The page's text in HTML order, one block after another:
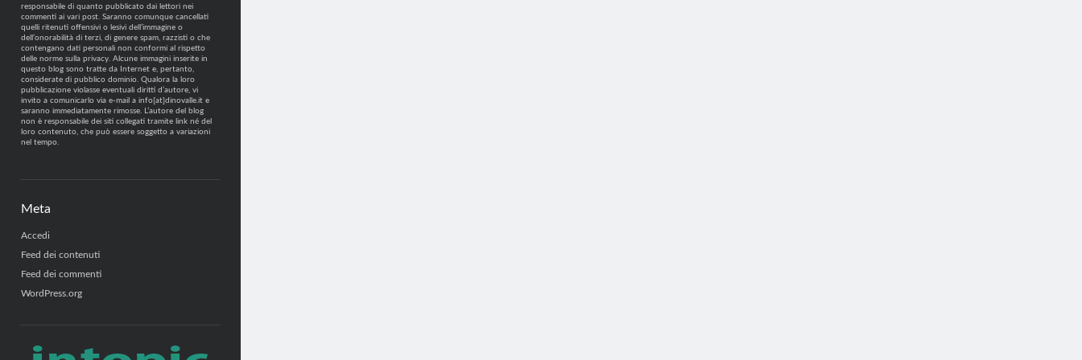
responsabile di quanto pubblicato dai lettori nei
commenti ai vari post. Saranno comunque cancellati
quelli ritenuti offensivi o lesivi dell’immagine o
dell’onorabilità di terzi, di genere spam, razzisti o che
contengano dati personali non conformi al rispetto
delle norme sulla privacy. Alcune immagini inserite in
questo blog sono tratte da Internet e, pertanto,
considerate di pubblico dominio. Qualora la loro
pubblicazione violasse eventuali diritti d’autore, vi
invito a comunicarlo via e-mail a info[at]dinovalle.it e
saranno immediatamente rimosse. L’autore del blog
non è responsabile dei siti collegati tramite link né del
loro contenuto, che può essere soggetto a variazioni
nel tempo.
Meta
Accedi
Feed dei contenuti
Feed dei commenti
WordPress.org